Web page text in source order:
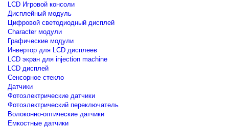
LCD Игровой консоли
Дисплейный модуль
Цифровой светодиодный дисплей
Сharacter модули
Графические модули
Инвертор для LCD дисплеев
LCD экран для injection machine
LCD дисплей
Сенсорное стекло
Датчики
Фотоэлектрические датчики
Фотоэлектрический переключатель
Волоконно-оптические датчики
Емкостные датчики